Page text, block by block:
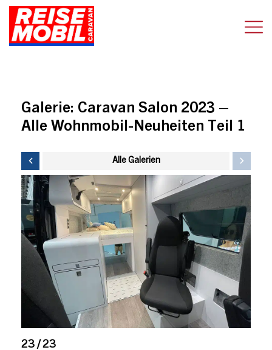
Galerie: Caravan Salon 2023 –
Alle Wohnmobil-Neuheiten Teil 1
Alle Galerien
23 / 23